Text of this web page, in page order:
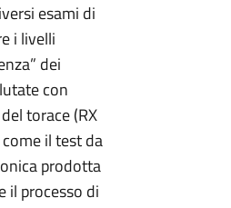
esami di
i livelli
dei
con
torace (RX
il test da
prodotta
il processo di